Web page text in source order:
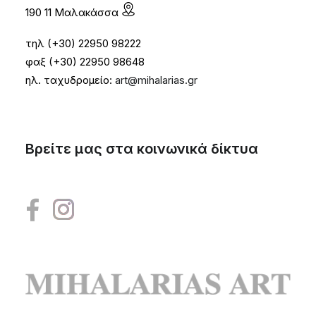
190 11 Μαλακάσσα
τηλ (+30) 22950 98222
φαξ (+30) 22950 98648
ηλ. ταχυδρομείο: art@mihalarias.gr
Βρείτε μας στα κοινωνικά δίκτυα